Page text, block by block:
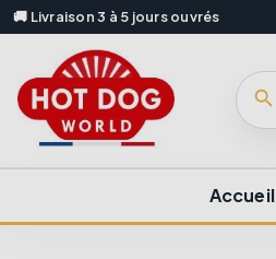
🚚 Livraison 3 à 5 jours ouvrés
search
Accueil